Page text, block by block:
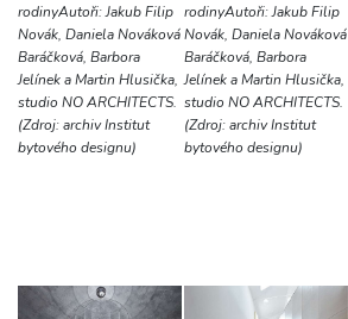
rodinyAutoři: Jakub Filip
Novák, Daniela Nováková
Baráčková, Barbora
Jelínek a Martin Hlusička,
studio NO ARCHITECTS.
(Zdroj: archiv Institut
bytového designu)
rodinyAutoři: Jakub Filip
Novák, Daniela Nováková
Baráčková, Barbora
Jelínek a Martin Hlusička,
studio NO ARCHITECTS.
(Zdroj: archiv Institut
bytového designu)